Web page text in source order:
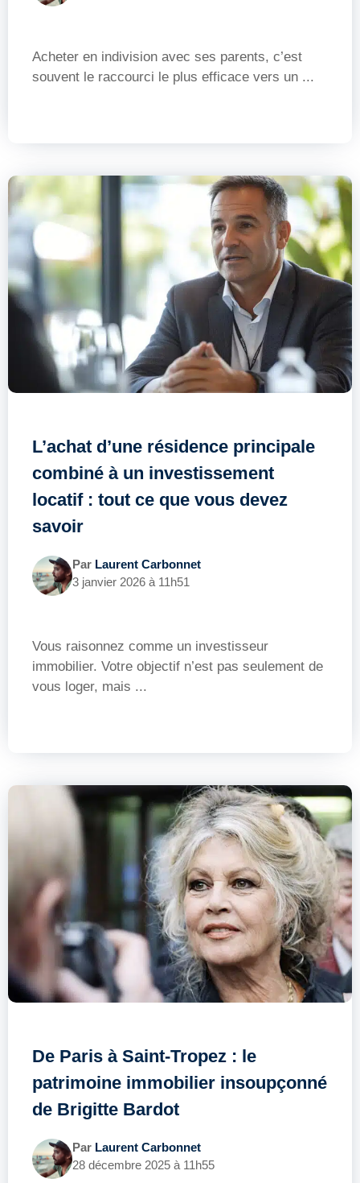
Acheter en indivision avec ses parents, c’est
souvent le raccourci le plus efficace vers un ...
L’achat d’une résidence principale
combiné à un investissement
locatif : tout ce que vous devez
savoir
Par Laurent Carbonnet
3 janvier 2026 à 11h51
Vous raisonnez comme un investisseur
immobilier. Votre objectif n’est pas seulement de
vous loger, mais ...
De Paris à Saint-Tropez : le
patrimoine immobilier insoupçonné
de Brigitte Bardot
Par Laurent Carbonnet
28 décembre 2025 à 11h55